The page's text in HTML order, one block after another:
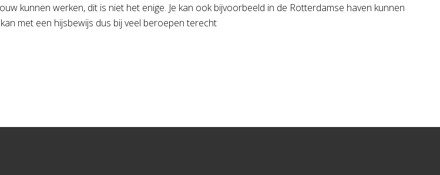
kunnen werken, dit is niet het enige. Je kan ook bijvoorbeeld in de Rotterdamse haven kunnen
met een hijsbewijs dus bij veel beroepen terecht